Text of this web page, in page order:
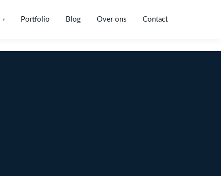
▾ Portfolio Blog Over ons Contact